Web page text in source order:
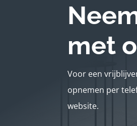
met
Voor een
opnemen per
website.